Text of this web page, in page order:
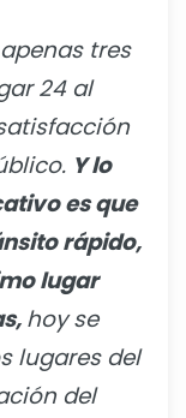
tres
24 al
Y lo
es que
rápido,
lugar
hoy se
lugares del
del